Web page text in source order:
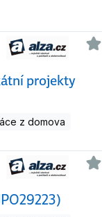
projekty
z domova